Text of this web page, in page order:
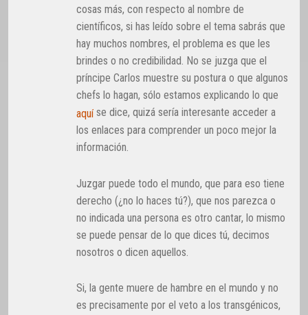
cosas más, con respecto al nombre de
científicos, si has leído sobre el tema sabrás que
hay muchos nombres, el problema es que les
brindes o no credibilidad. No se juzga que el
príncipe Carlos muestre su postura o que algunos
chefs lo hagan, sólo estamos explicando lo que
aquí se dice, quizá sería interesante acceder a
los enlaces para comprender un poco mejor la
información.
Juzgar puede todo el mundo, que para eso tiene
derecho (¿no lo haces tú?), que nos parezca o
no indicada una persona es otro cantar, lo mismo
se puede pensar de lo que dices tú, decimos
nosotros o dicen aquellos.
Si, la gente muere de hambre en el mundo y no
es precisamente por el veto a los transgénicos,